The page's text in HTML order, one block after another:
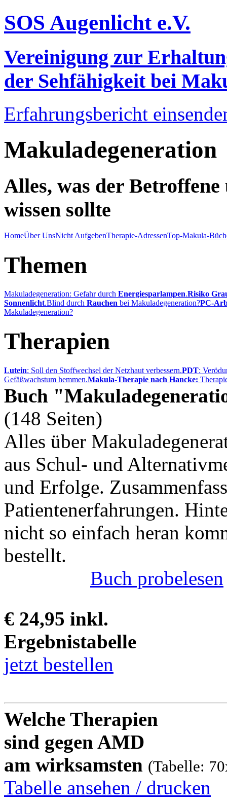
SOS Augenlicht e.V.
Vereinigung zur
der Sehfähigkeit bei
Erfahrungsbericht
Makuladegeneration
Alles, was der
wissen sollte
HomeÜber UnsNicht AufgebenTherapie-AdressenTop-Makula-
Themen
Makuladegeneration: Gefahr durch Energiesparlampen.Risiko
Sonnenlicht.Blind durch Rauchen bei Makuladegeneration?PC-
Makuladegeneration?
Therapien
Lutein: Soll den Stoffwechsel der Netzhaut verbessern.PDT:
Gefäßwachstum hemmen.Makula-Therapie nach Hancke:
Buch
(148 Seiten)
Alles über
aus Schul- und
und Erfolge.
Patientenerfahrungen.
nicht so einfach heran
bestellt.
Buch probelesen
€ 24,95 inkl.
Ergebnistabelle
jetzt bestellen
Welche Therapien
sind gegen AMD
am wirksamsten (Tabelle:
Tabelle ansehen / drucken